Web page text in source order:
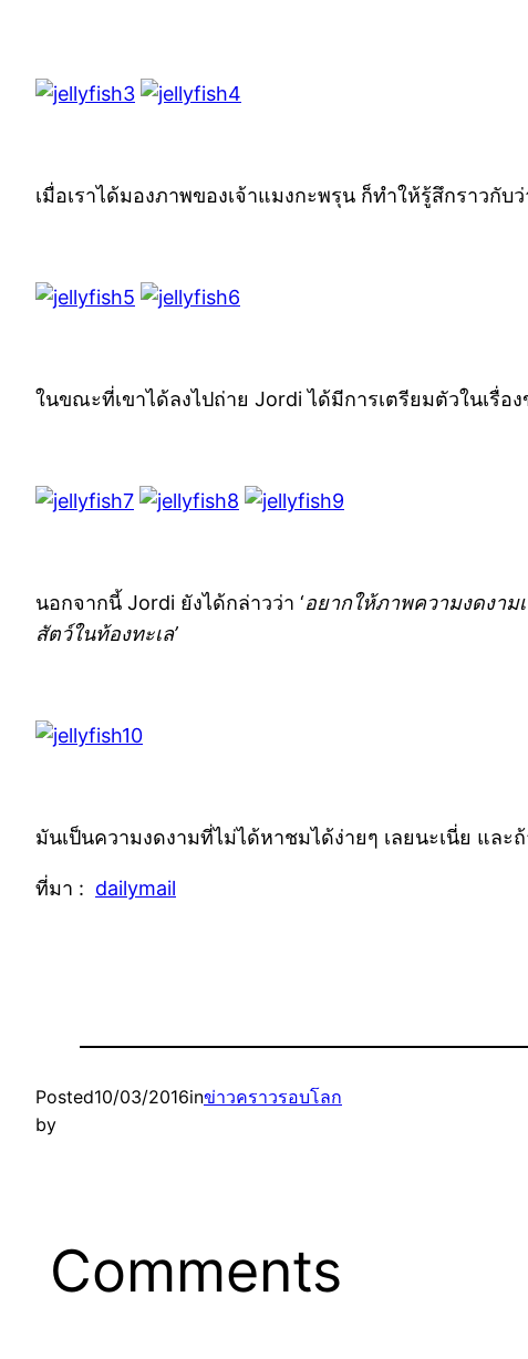
เมื่อเราได้มองภาพของเจ้าแมงกะพรุน ก็ทำให้รู้สึกราว
ในขณะที่เขาได้ลงไปถ่าย Jordi ได้มีการเตรียมตัวในเรื่อ
นอกจากนี้ Jordi ยังได้กล่าวว่า ‘อยากให้ภาพความงดงาม
สัตว์ในท้องทะเล’
มันเป็นความงดงามที่ไม่ได้หาชมได้ง่ายๆ เลยนะเนี่ย แล
ที่มา : dailymail
Posted10/03/2016inข่าวคราวรอบโลก
by
Comments